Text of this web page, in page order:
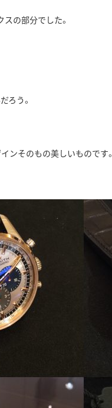
の部分でした。
ろう。
ンそのもの美しいものです。